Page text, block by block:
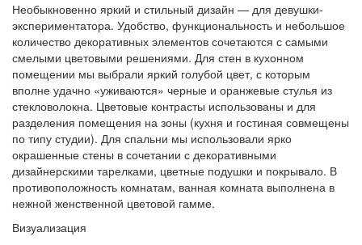
Необыкновенно яркий и стильный дизайн — для девушки-
экспериментатора. Удобство, функциональность и небольшое
количество декоративных элементов сочетаются с самыми
смелыми цветовыми решениями. Для стен в кухонном
помещении мы выбрали яркий голубой цвет, с которым
вполне удачно «уживаются» черные и оранжевые стулья из
стекловолокна. Цветовые контрасты использованы и для
разделения помещения на зоны (кухня и гостиная совмещены
по типу студии). Для спальни мы использовали ярко
окрашенные стены в сочетании с декоративными
дизайнерскими тарелками, цветные подушки и покрывало. В
противоположность комнатам, ванная комната выполнена в
нежной женственной цветовой гамме.
Визуализация